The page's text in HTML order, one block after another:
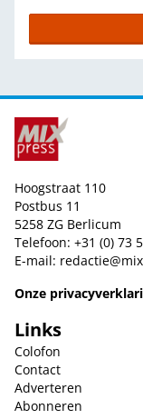
Hoogstraat 110
Postbus 11
5258 ZG Berlicum
Telefoon: +31 (0) 73
E-mail:
Onze
Links
Colofon
Contact
Adverteren
Abonneren